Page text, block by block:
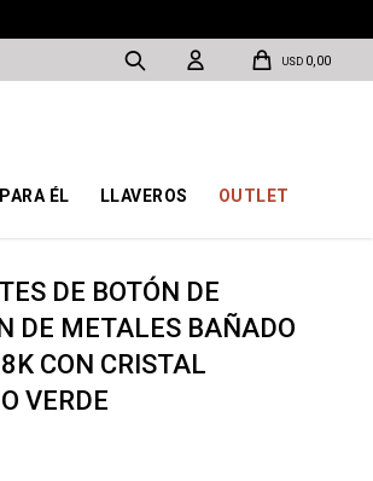
ÉL LLAVEROS OUTLET
USD 0,00
DE BOTÓN DE
DE METALES BAÑADO
CON CRISTAL
VERDE